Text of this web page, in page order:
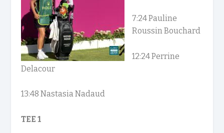
7:24 Pauline
Roussin Bouchard
12:24 Perrine
Delacour
13:48 Nastasia Nadaud
TEE 1